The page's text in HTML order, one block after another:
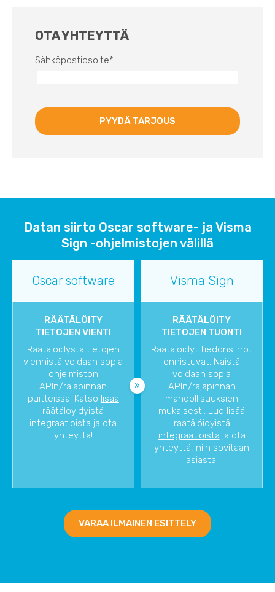
OTA YHTEYTTÄ
Sähköpostiosoite*
Datan siirto Oscar software- ja Visma
Sign -ohjelmistojen välillä
Oscar software Visma Sign
RÄÄTÄLÖITY
TIETOJEN VIENTI
Räätälöidystä tietojen
viennistä voidaan sopia
ohjelmiston
APIn/rajapinnan
puitteissa. Katso lisää
räätälöyidyistä
integraatioista ja ota
yhteyttä!
RÄÄTÄLÖITY
TIETOJEN TUONTI
Räätälöidyt tiedonsiirrot
onnistuvat. Näistä
voidaan sopia
APIn/rajapinnan
mahdollisuuksien
mukaisesti. Lue lisää
räätälöidyistä
integraatioista ja ota
yhteyttä, niin sovitaan
asiasta!
VARAA ILMAINEN ESITTELY